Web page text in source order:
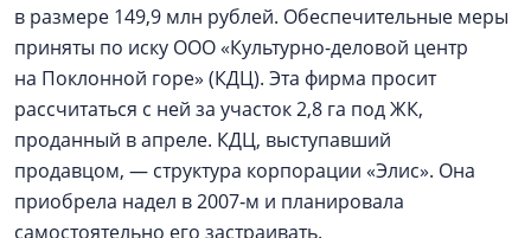
в размере 149,9 млн рублей. Обеспечительные меры
приняты по иску ООО «Культурно-деловой центр
на Поклонной горе» (КДЦ). Эта фирма просит
рассчитаться с ней за участок 2,8 га под ЖК,
проданный в апреле. КДЦ, выступавший
продавцом, — структура корпорации «Элис». Она
приобрела надел в 2007‑м и планировала
самостоятельно его застраивать.